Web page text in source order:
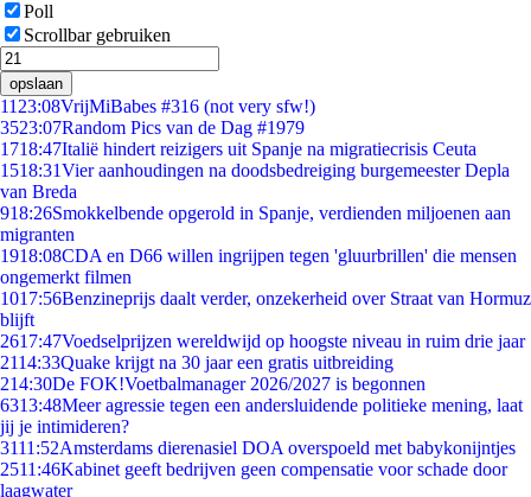
Poll
Scrollbar gebruiken
opslaan
11 23:08VrijMiBabes #316 (not very sfw!)
3523:07Random Pics van de Dag #1979
1718:47Italië hindert reizigers uit Spanje na migratiecrisis Ceuta
1518:31Vier aanhoudingen na doodsbedreiging burgemeester Depla
van Breda
918:26Smokkelbende opgerold in Spanje, verdienden miljoenen aan
migranten
1918:08CDA en D66 willen ingrijpen tegen 'gluurbrillen' die mensen
ongemerkt filmen
1017:56Benzineprijs daalt verder, onzekerheid over Straat van Hormuz
blijft
2617:47Voedselprijzen wereldwijd op hoogste niveau in ruim drie jaar
2114:33Quake krijgt na 30 jaar een gratis uitbreiding
214:30De FOK!Voetbalmanager 2026/2027 is begonnen
6313:48Meer agressie tegen een andersluidende politieke mening, laat
jij je intimideren?
3111:52Amsterdams dierenasiel DOA overspoeld met babykonijntjes
2511:46Kabinet geeft bedrijven geen compensatie voor schade door
laagwater